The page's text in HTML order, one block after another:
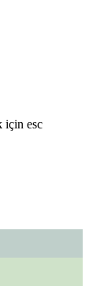
için esc